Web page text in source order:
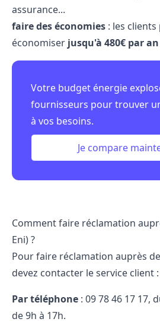
assurance...
faire des économies : les
économiser jusqu'à 480€ par
Votre budget énergie
fournisseurs pour trouver
à vos besoins.
Je compare
Comment faire réclamation
Eni) ?
Pour faire réclamation auprès
devez contacter le service client :
Par téléphone : 09​ 78​ 46​ 17​ 17,
de 9h à 17h.